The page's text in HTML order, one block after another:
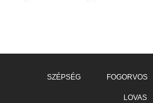
SZÉPSÉG FOGORVOS
LOVAS